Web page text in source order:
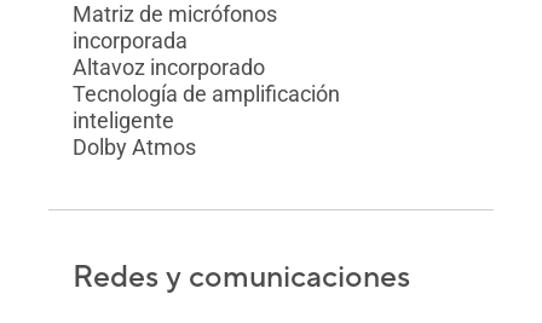
Matriz de micrófonos
incorporada
Altavoz incorporado
Tecnología de amplificación
inteligente
Dolby Atmos
Redes y comunicaciones